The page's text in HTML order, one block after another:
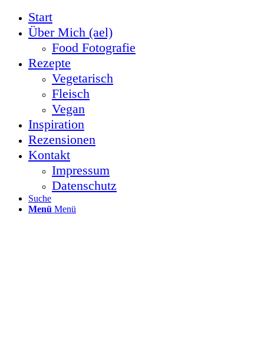
Start
Über Mich (ael)
Food Fotografie
Rezepte
Vegetarisch
Fleisch
Vegan
Inspiration
Rezensionen
Kontakt
Impressum
Datenschutz
Suche
Menü Menü